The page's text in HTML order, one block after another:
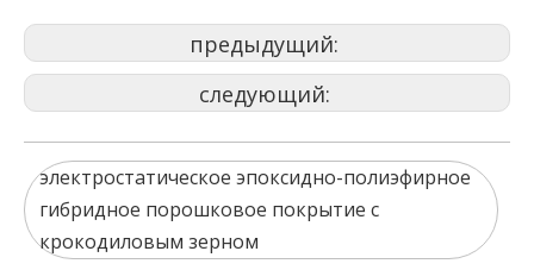
предыдущий:
следующий:
электростатическое эпоксидно-полиэфирное
гибридное порошковое покрытие с
крокодиловым зерном